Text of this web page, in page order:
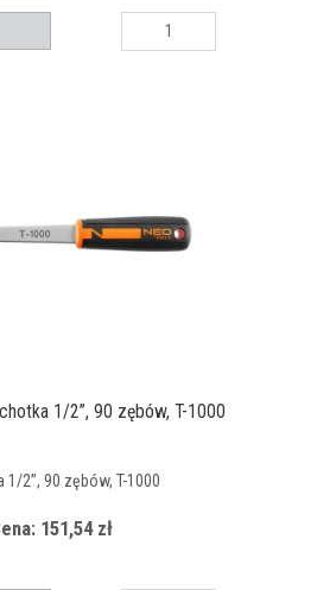
1/2”, 90 zębów, T-1000
1/2”, 90 zębów, T-1000
151,54 zł